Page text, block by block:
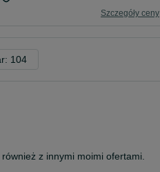
Szczegóły ceny
104
z innymi moimi ofertami.